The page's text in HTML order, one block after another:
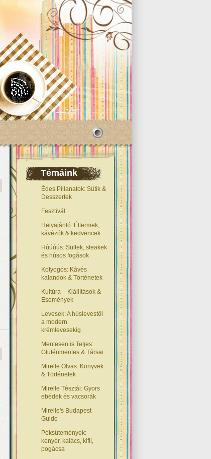
Témáink
Édes Pillanatok: Sütik &
Desszertek
Fesztivál
Helyajánló: Éttermek,
kávézók & kedvencek
Húúúús: Sültek, steakek
és húsos fogások
Kotyogós: Kávés
kalandok & Történetek
Kultúra – Kiállítások &
Események
Levesek: A húslevestől
a modern
krémlevesekig
Mentesen is Teljes:
Gluténmentes & Társai
Mirelle Olvas: Könyvek
& Történetek
Mirelle Tésztái: Gyors
ebédek és vacsorák
Mirelle's Budapest
Guide
Péksütemények:
kenyér, kalács, kifli,
pogácsa